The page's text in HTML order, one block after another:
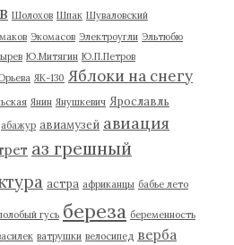
Шолохов Шпак Шуваловский
Экомасов Электроугли Эльтюбю
Ю.Митягин Ю.П.Петров
ЯК-130 Яблоки на снегу
Янин Янушкевич Ярославль
абажур авиамузей авиация
аз грешный
астра африканцы бабье лето
гусь береза беременность
ватрушки велосипед верба